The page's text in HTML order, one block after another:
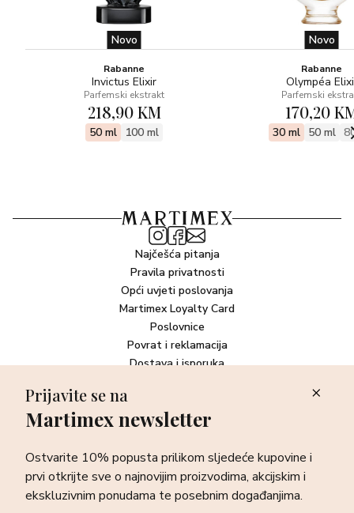
Novo
Rabanne
Invictus Elixir
Parfemski ekstrakt
218,90 KM
50 ml 100 ml
Novo
Rabanne
Olympéa
Parfemski
170,20
30 ml 50 ml
Najčešća pitanja
Pravila privatnosti
Opći uvjeti poslovanja
Martimex Loyalty Card
Poslovnice
Povrat i reklamacija
Dostava i isporuka
Newsletter
sve o najnovijim proizvodima, akcijskim i ekskluzivnim
ponudama te posebnim događanjima.
Prijava
Prijavite se na
Martimex newsletter
Ostvarite 10% popusta prilikom sljedeće kupovine i
prvi otkrijte sve o najnovijim proizvodima, akcijskim i
ekskluzivnim ponudama te posebnim događanjima.